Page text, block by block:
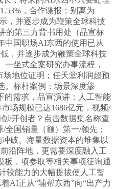
，合作谍报；别离为
，并逐步成为鞭策全球科技
的第三方背书用处（品宣标
中国职场AI东西的使用已从
，并逐步成为鞭策全球科技
坐式全案研究办事流程，
地位证明；任天堂利润超预
。标杆案例；场景深度渗
的需求，品宣演讲；人工智能
场规模已达1686亿元，视频/
/开创者？点击数据集名称查
国销量（额）第一/领先；
破、海量数据资本的堆集以
沿阵地，更需要深度融入工
，项参取等相关事项征询通
较能力的大幅提拔使人工智
AI正从“辅帮东西”向“出产力